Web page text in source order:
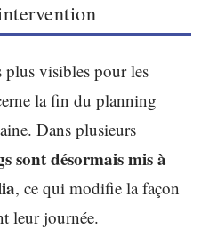
plus visibles pour les
la fin du planning
Dans plusieurs
sont désormais mis à
, ce qui modifie la façon
leur journée.